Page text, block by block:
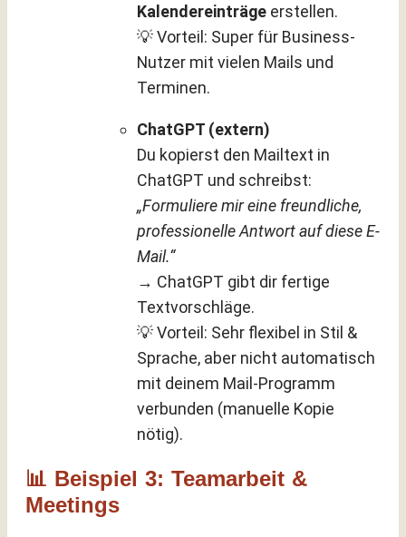
Kalendereinträgeerstellen.
💡 Vorteil: Super für Business-
Nutzer mit vielen Mails und
Terminen.
ChatGPT (extern)
Du kopierst den Mailtext in
ChatGPT und schreibst:
„Formuliere mir eine freundliche,
professionelle Antwort auf diese E-
Mail.“
→ ChatGPT gibt dir fertige
Textvorschläge.
💡 Vorteil: Sehr flexibel in Stil &
Sprache, aber nicht automatisch
mit deinem Mail-Programm
verbunden (manuelle Kopie
nötig).
📊 Beispiel 3: Teamarbeit &
Meetings